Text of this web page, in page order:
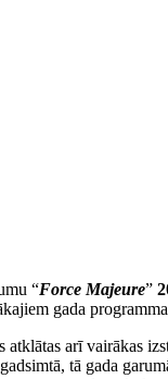
“Force Majeure”
gada
arī vairākas
tā gada